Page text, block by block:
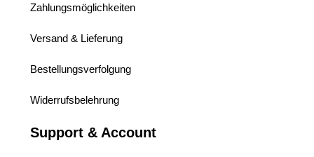
Zahlungsmöglichkeiten
Versand & Lieferung
Bestellungsverfolgung
Widerrufsbelehrung
Support & Account